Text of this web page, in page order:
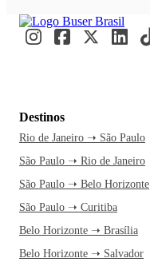
Destinos
Rio de Janeiro ➝ São Paulo
São Paulo ➝ Rio de Janeiro
São Paulo ➝ Belo Horizonte
São Paulo ➝ Curitiba
Belo Horizonte ➝ Brasília
Belo Horizonte ➝ Salvador